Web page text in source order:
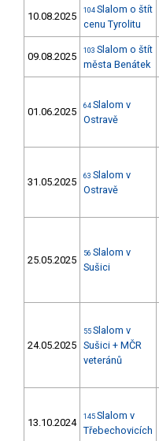
10.08.2025 104 Slalom o štít
cenu Tyrolitu
09.08.2025 103 Slalom o štít
města Benátek
01.06.2025 64 Slalom v
Ostravě
31.05.2025 63 Slalom v
Ostravě
25.05.2025
56 Slalom v
Sušici
24.05.2025
55 Slalom v
Sušici + MČR
veteránů
13.10.2024 145 Slalom v
Třebechovicích